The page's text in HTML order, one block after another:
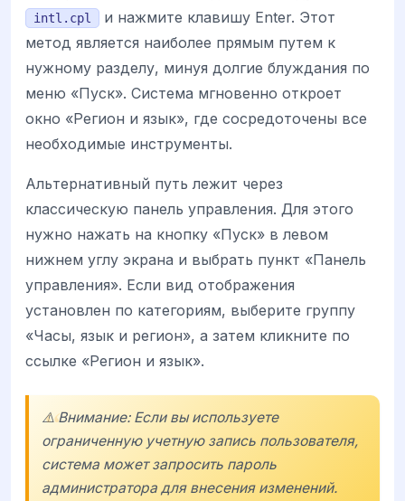
intl.cpl
и нажмите клавишу Enter. Этот
метод является наиболее прямым путем к
нужному разделу, минуя долгие блуждания по
меню «Пуск». Система мгновенно откроет
окно «Регион и язык», где сосредоточены все
необходимые инструменты.
Альтернативный путь лежит через
классическую панель управления. Для этого
нужно нажать на кнопку «Пуск» в левом
нижнем углу экрана и выбрать пункт «Панель
управления». Если вид отображения
установлен по категориям, выберите группу
«Часы, язык и регион», а затем кликните по
ссылке «Регион и язык».
⚠️ Внимание: Если вы используете
ограниченную учетную запись пользователя,
система может запросить пароль
администратора для внесения изменений.